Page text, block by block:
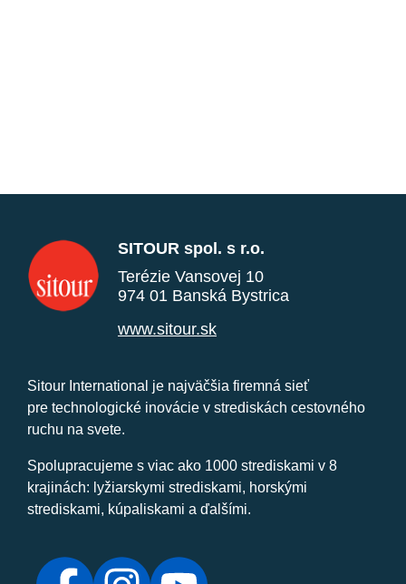
SITOUR spol. s r.o.
Terézie Vansovej 10
974 01 Banská Bystrica
www.sitour.sk
Sitour International je najväčšia firemná sieť
pre technologické inovácie v strediskách cestovného
ruchu na svete.
Spolupracujeme s viac ako 1000 strediskami v 8
krajinách: lyžiarskymi strediskami, horskými
strediskami, kúpaliskami a ďalšími.